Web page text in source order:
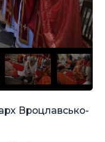
Вроцлавсько-